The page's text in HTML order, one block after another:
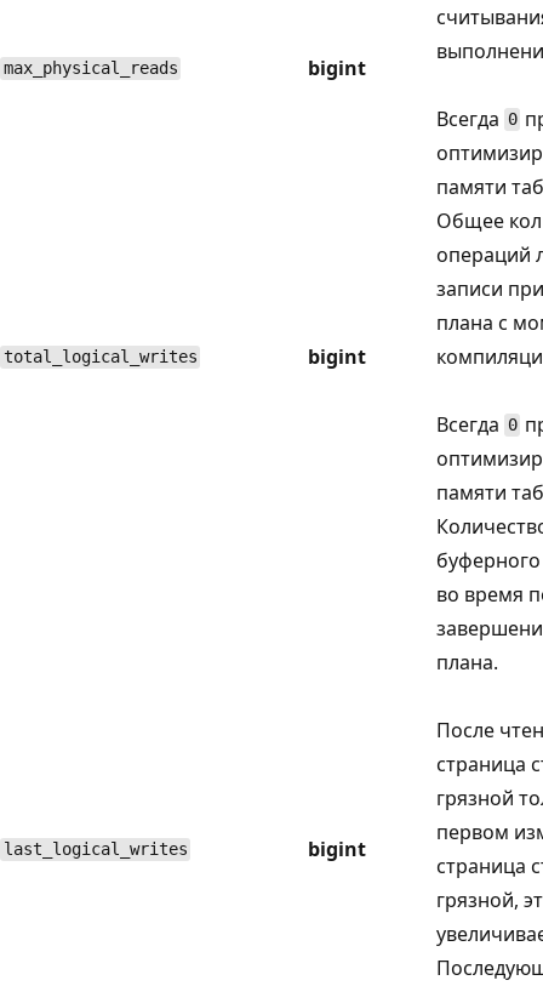
max_physical_reads bigint
Всегда 0
памяти
total_logical_writes bigint
Общее
операций
записи
плана с
Всегда 0
памяти
last_logical_writes bigint
во время
плана.
После
страница
грязной
первом
страница
грязной,